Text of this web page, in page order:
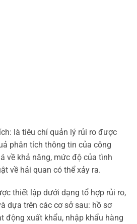
là tiêu chí quản lý rủi ro được
phân tích thông tin của công
về khả năng, mức độ của tình
về hải quan có thể xảy ra.
thiết lập dưới dạng tổ hợp rủi ro,
dựa trên các cơ sở sau: hồ sơ
động xuất khẩu, nhập khẩu hàng